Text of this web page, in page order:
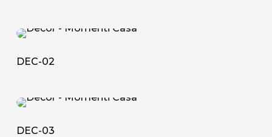
DEC-
DEC-02
DEC-
DEC-03